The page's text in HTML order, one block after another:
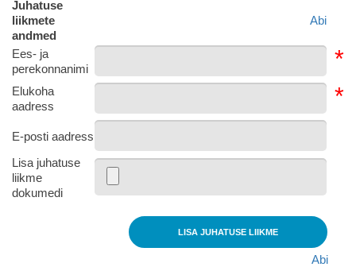
Juhatuse
liikmete
andmed
Abi
Ees- ja
perekonnanimi
*
Elukoha
aadress
*
E-posti aadress
Lisa juhatuse
liikme
dokumedi
LISA JUHATUSE LIIKME
Abi